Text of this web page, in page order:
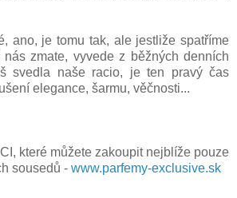
ano, je tomu tak, ale jestliže spatříme
zmate, vyvede z běžných denních
svedla naše racio, je ten pravý čas
elegance, šarmu, věčnosti...
které můžete zakoupit nejblíže pouze
sousedů - www.parfemy-exclusive.sk